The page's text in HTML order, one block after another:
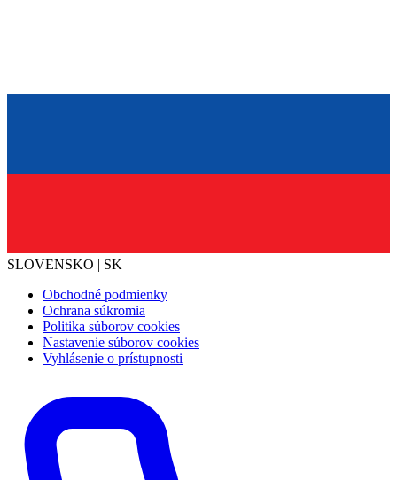
SLOVENSKO | SK
Obchodné podmienky
Ochrana súkromia
Politika súborov cookies
Nastavenie súborov cookies
Vyhlásenie o prístupnosti